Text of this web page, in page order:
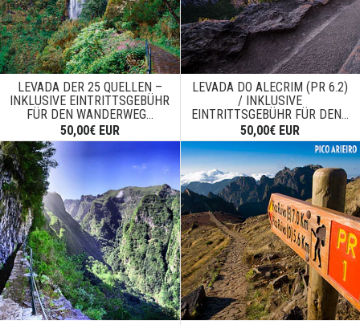
LEVADA DER 25 QUELLEN –
INKLUSIVE EINTRITTSGEBÜHR
FÜR DEN WANDERWEG...
50,00€ EUR
LEVADA DO ALECRIM (PR 6.2)
/ INKLUSIVE
EINTRITTSGEBÜHR FÜR DEN...
50,00€ EUR